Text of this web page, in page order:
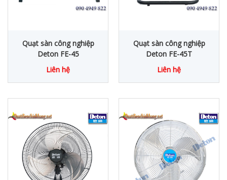
Quạt sàn công nghiệp
Deton FE-45
Liên hệ
Quạt sàn công nghiệp
Deton FE-45T
Liên hệ